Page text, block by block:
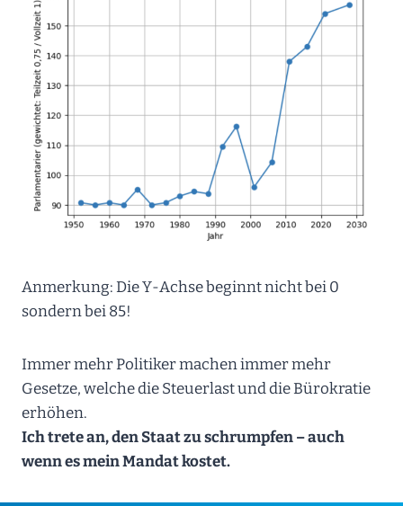
Anmerkung: Die Y-Achse beginnt nicht bei 0
sondern bei 85!
Immer mehr Politiker machen immer mehr
Gesetze, welche die Steuerlast und die Bürokratie
erhöhen.
Ich trete an, den Staat zu schrumpfen – auch
wenn es mein Mandat kostet.